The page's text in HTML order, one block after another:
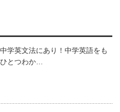
学英文法にあり！中学英語をも
とつわか…